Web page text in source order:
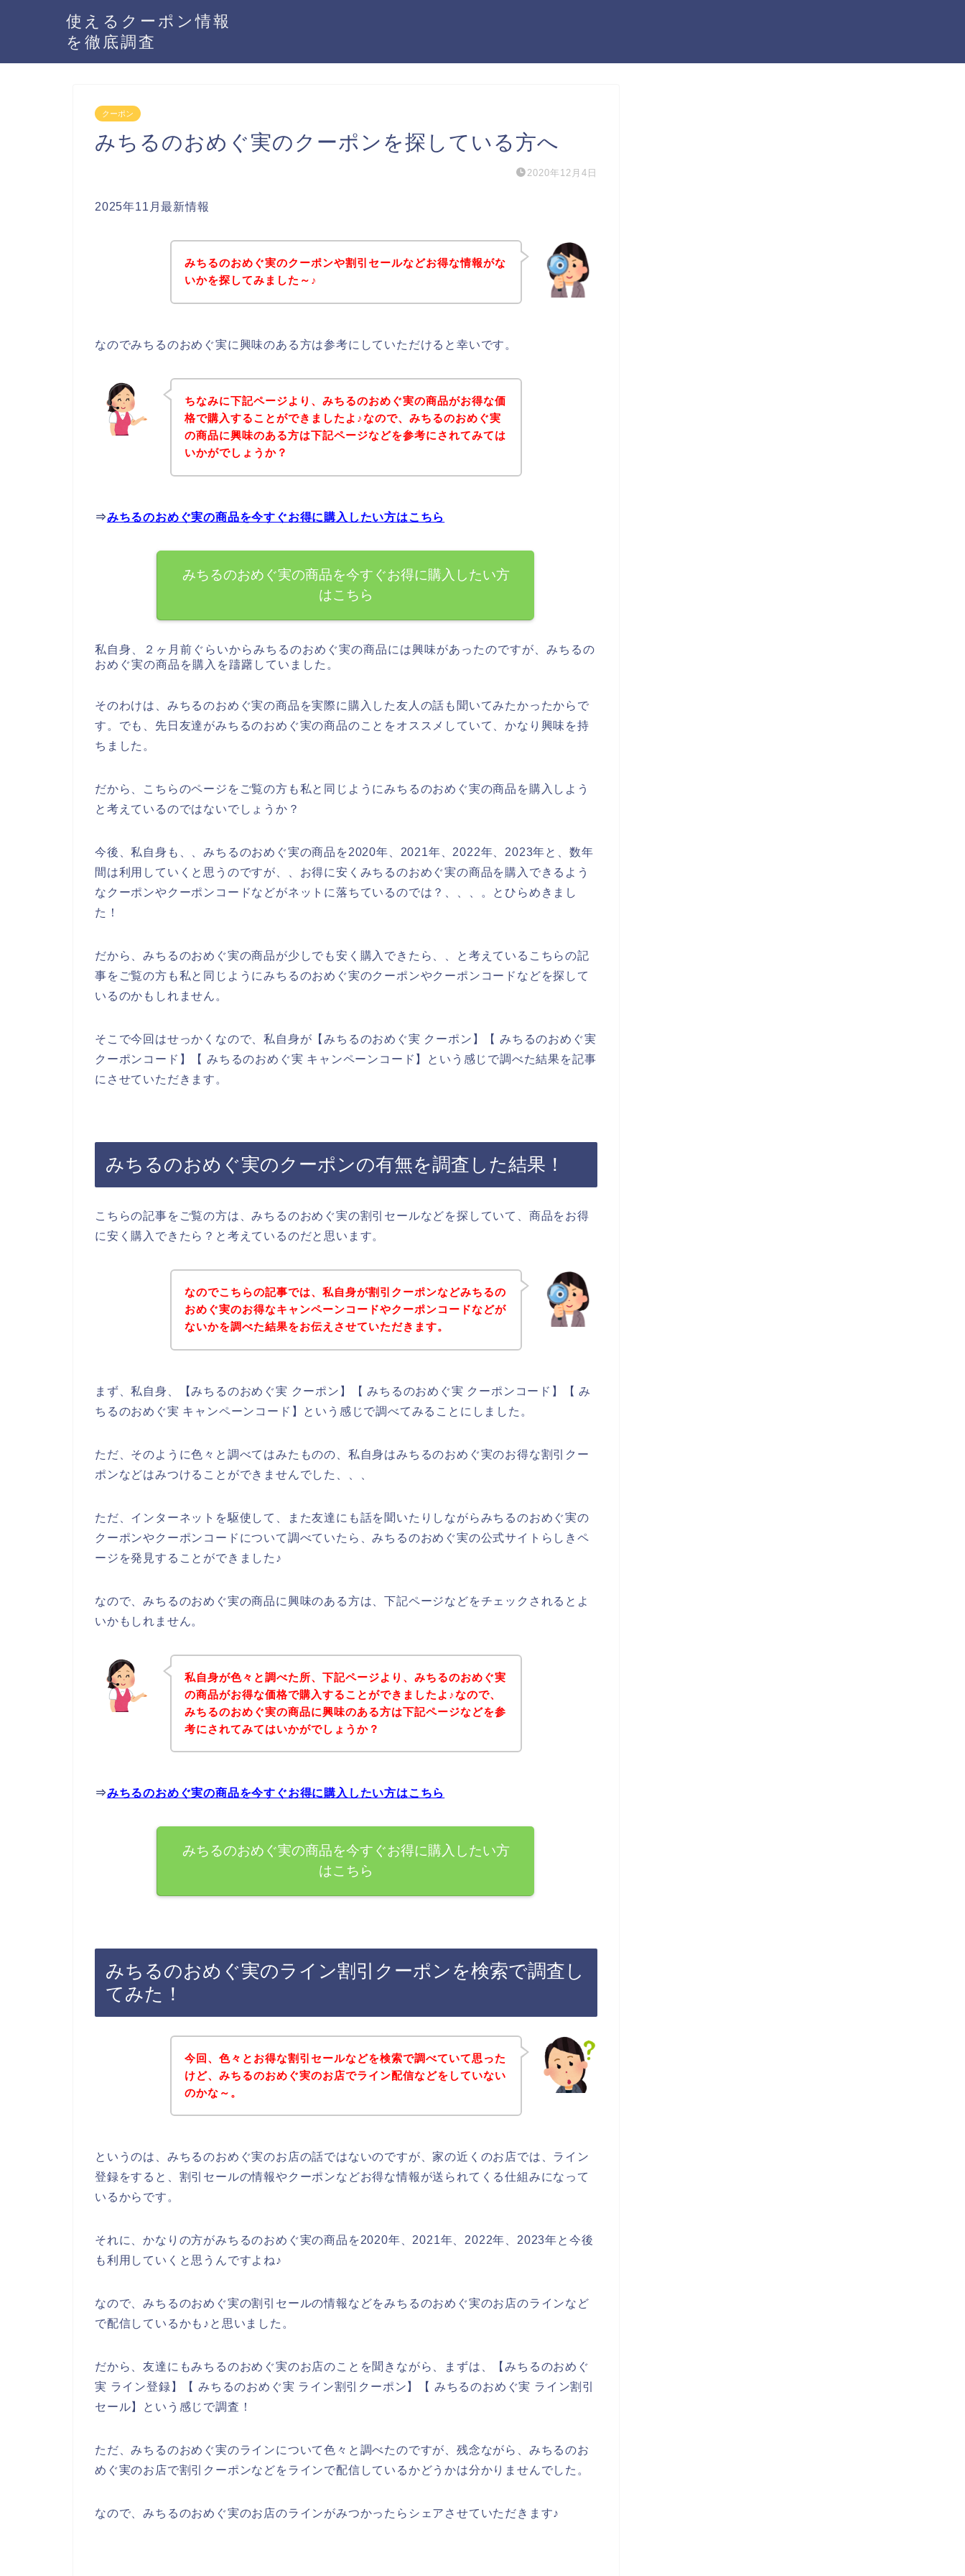
使えるクーポン情報
を徹底調査
クーポン
みちるのおめぐ実のクーポンを探している方へ
2020年12月4日
2025年11月最新情報
みちるのおめぐ実のクーポンや割引セールなどお得な情報がな
いかを探してみました～♪
なのでみちるのおめぐ実に興味のある方は参考にしていただけると幸いです。
ちなみに下記ページより、みちるのおめぐ実の商品がお得な価
格で購入することができましたよ♪なので、みちるのおめぐ実
の商品に興味のある方は下記ページなどを参考にされてみては
いかがでしょうか？
⇒みちるのおめぐ実の商品を今すぐお得に購入したい方はこちら
みちるのおめぐ実の商品を今すぐお得に購入したい方
はこちら
私自身、２ヶ月前ぐらいからみちるのおめぐ実の商品には興味があったのですが、みちるの
おめぐ実の商品を購入を躊躇していました。
そのわけは、みちるのおめぐ実の商品を実際に購入した友人の話も聞いてみたかったからで
す。でも、先日友達がみちるのおめぐ実の商品のことをオススメしていて、かなり興味を持
ちました。
だから、こちらのページをご覧の方も私と同じようにみちるのおめぐ実の商品を購入しよう
と考えているのではないでしょうか？
今後、私自身も、、みちるのおめぐ実の商品を2020年、2021年、2022年、2023年と、数年
間は利用していくと思うのですが、、お得に安くみちるのおめぐ実の商品を購入できるよう
なクーポンやクーポンコードなどがネットに落ちているのでは？、、、。とひらめきまし
た！
だから、みちるのおめぐ実の商品が少しでも安く購入できたら、、と考えているこちらの記
事をご覧の方も私と同じようにみちるのおめぐ実のクーポンやクーポンコードなどを探して
いるのかもしれません。
そこで今回はせっかくなので、私自身が【みちるのおめぐ実 クーポン】【 みちるのおめぐ実
クーポンコード】【 みちるのおめぐ実 キャンペーンコード】という感じで調べた結果を記事
にさせていただきます。
みちるのおめぐ実のクーポンの有無を調査した結果！
こちらの記事をご覧の方は、みちるのおめぐ実の割引セールなどを探していて、商品をお得
に安く購入できたら？と考えているのだと思います。
なのでこちらの記事では、私自身が割引クーポンなどみちるの
おめぐ実のお得なキャンペーンコードやクーポンコードなどが
ないかを調べた結果をお伝えさせていただきます。
まず、私自身、【みちるのおめぐ実 クーポン】【 みちるのおめぐ実 クーポンコード】【 み
ちるのおめぐ実 キャンペーンコード】という感じで調べてみることにしました。
ただ、そのように色々と調べてはみたものの、私自身はみちるのおめぐ実のお得な割引クー
ポンなどはみつけることができませんでした、、、
ただ、インターネットを駆使して、また友達にも話を聞いたりしながらみちるのおめぐ実の
クーポンやクーポンコードについて調べていたら、みちるのおめぐ実の公式サイトらしきペ
ージを発見することができました♪
なので、みちるのおめぐ実の商品に興味のある方は、下記ページなどをチェックされるとよ
いかもしれません。
私自身が色々と調べた所、下記ページより、みちるのおめぐ実
の商品がお得な価格で購入することができましたよ♪なので、
みちるのおめぐ実の商品に興味のある方は下記ページなどを参
考にされてみてはいかがでしょうか？
⇒みちるのおめぐ実の商品を今すぐお得に購入したい方はこちら
みちるのおめぐ実の商品を今すぐお得に購入したい方
はこちら
みちるのおめぐ実のライン割引クーポンを検索で調査し
てみた！
今回、色々とお得な割引セールなどを検索で調べていて思った
けど、みちるのおめぐ実のお店でライン配信などをしていない
のかな～。
というのは、みちるのおめぐ実のお店の話ではないのですが、家の近くのお店では、ライン
登録をすると、割引セールの情報やクーポンなどお得な情報が送られてくる仕組みになって
いるからです。
それに、かなりの方がみちるのおめぐ実の商品を2020年、2021年、2022年、2023年と今後
も利用していくと思うんですよね♪
なので、みちるのおめぐ実の割引セールの情報などをみちるのおめぐ実のお店のラインなど
で配信しているかも♪と思いました。
だから、友達にもみちるのおめぐ実のお店のことを聞きながら、まずは、【みちるのおめぐ
実 ライン登録】【 みちるのおめぐ実 ライン割引クーポン】【 みちるのおめぐ実 ライン割引
セール】という感じで調査！
ただ、みちるのおめぐ実のラインについて色々と調べたのですが、残念ながら、みちるのお
めぐ実のお店で割引クーポンなどをラインで配信しているかどうかは分かりませんでした。
なので、みちるのおめぐ実のお店のラインがみつかったらシェアさせていただきます♪